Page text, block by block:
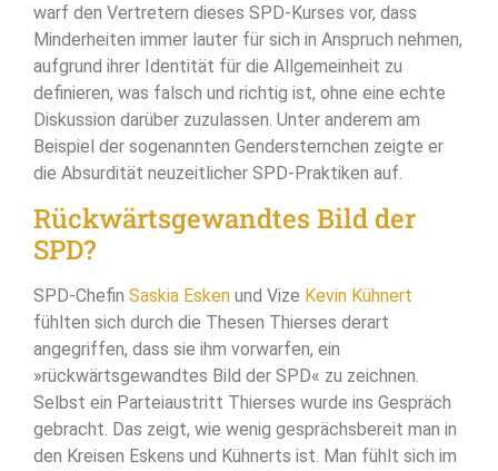
warf den Vertretern dieses SPD-Kurses vor, dass
Minderheiten immer lauter für sich in Anspruch nehmen,
aufgrund ihrer Identität für die Allgemeinheit zu
definieren, was falsch und richtig ist, ohne eine echte
Diskussion darüber zuzulassen. Unter anderem am
Beispiel der sogenannten Gendersternchen zeigte er
die Absurdität neuzeitlicher SPD-Praktiken auf.
Rückwärtsgewandtes Bild der
SPD?
SPD-Chefin Saskia Esken und Vize Kevin Kühnert
fühlten sich durch die Thesen Thierses derart
angegriffen, dass sie ihm vorwarfen, ein
»rückwärtsgewandtes Bild der SPD« zu zeichnen.
Selbst ein Parteiaustritt Thierses wurde ins Gespräch
gebracht. Das zeigt, wie wenig gesprächsbereit man in
den Kreisen Eskens und Kühnerts ist. Man fühlt sich im